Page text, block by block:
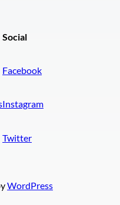
Social
Facebook
Instagram
Twitter
WordPress